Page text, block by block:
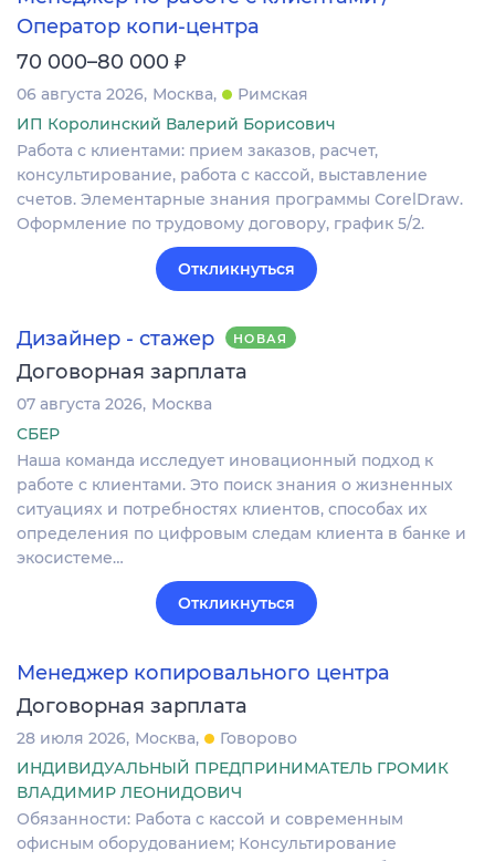
Оператор копи-центра
70 000–80 000 ₽
06 августа 2026 Москва
Римская
ИП Королинский Валерий Борисович
Работа с клиентами: прием заказов, расчет,
консультирование, работа с кассой, выставление
счетов. Элементарные знания программы CorelDraw.
Оформление по трудовому договору, график 5/2.
Откликнуться
Дизайнер - стажер НОВАЯ
Договорная зарплата
07 августа 2026 Москва
СБЕР
Наша команда исследует иновационный подход к
работе с клиентами. Это поиск знания о жизненных
ситуациях и потребностях клиентов, способах их
определения по цифровым следам клиента в банке и
экосистеме…
Откликнуться
Менеджер копировального центра
Договорная зарплата
28 июля 2026 Москва
Говорово
ИНДИВИДУАЛЬНЫЙ ПРЕДПРИНИМАТЕЛЬ ГРОМИК
ВЛАДИМИР ЛЕОНИДОВИЧ
Обязанности: Работа с кассой и современным
офисным оборудованием; Консультирование